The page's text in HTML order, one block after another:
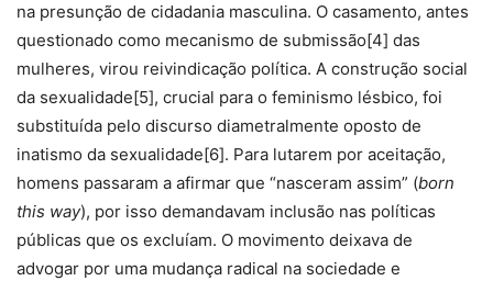
na presunção de cidadania masculina. O casamento, antes
questionado como mecanismo de submissão[4] das
mulheres, virou reivindicação política. A construção social
da sexualidade[5], crucial para o feminismo lésbico, foi
substituída pelo discurso diametralmente oposto de
inatismo da sexualidade[6]. Para lutarem por aceitação,
homens passaram a afirmar que “nasceram assim” (born
this way), por isso demandavam inclusão nas políticas
públicas que os excluíam. O movimento deixava de
advogar por uma mudança radical na sociedade e